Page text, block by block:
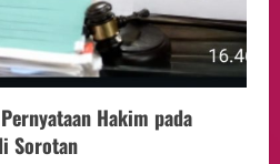
Hakim pada
Sorotan